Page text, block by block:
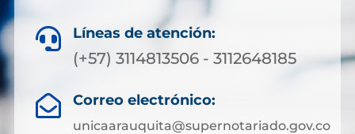
 Líneas de atención:
(+57) 3114813506 - 3112648185
 Correo electrónico:
unicaarauquita@supernotariado.gov.co